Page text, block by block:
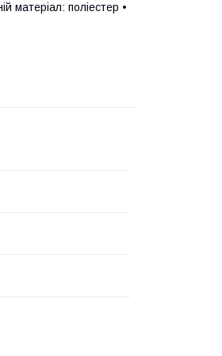
матеріал: поліестер •